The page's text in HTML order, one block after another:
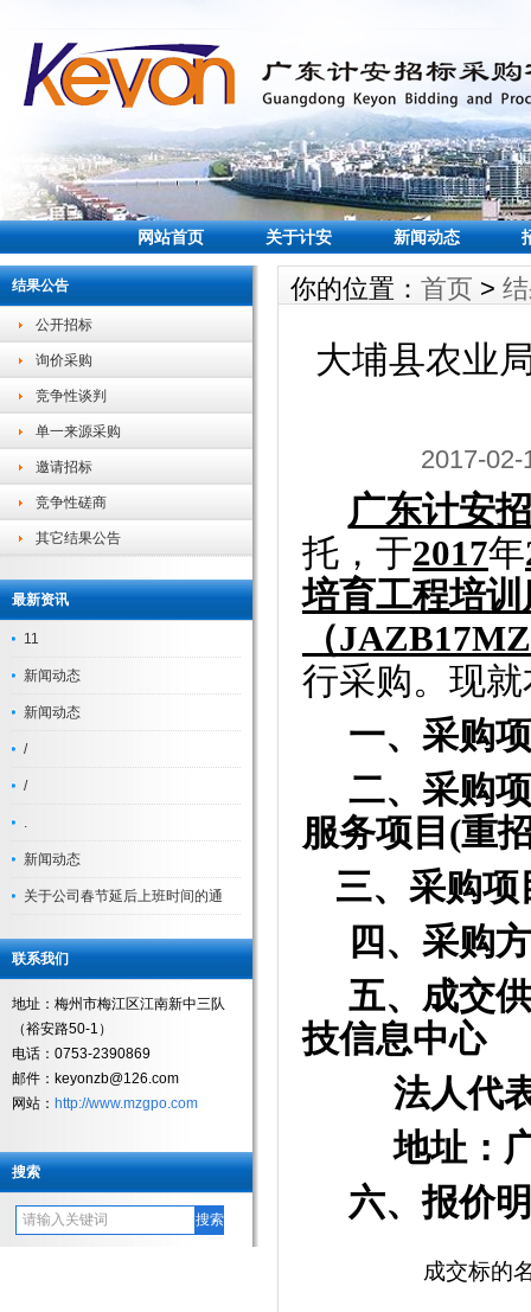
网站首页 关于计安 新闻动态
结果公告
公开招标
询价采购
竞争性谈判
单一来源采购
邀请招标
竞争性磋商
其它结果公告
最新资讯
11
新闻动态
新闻动态
/
/
.
新闻动态
关于公司春节延后上班时间的通
联系我们
地址：梅州市梅江区江南新中三队
（裕安路50-1）
电话：0753-2390869
邮件：keyonzb@126.com
网站： http://www.mzgpo.com
搜索
你的位置： 首页 >
大埔县农业
2017-
广东计安
托，于2017年
培育工程培
（
行采购。现
一、采购
二、采购
服务项目 (重
三、采购项
四、采购
五、成交
技信息中心
法人代
地址：
六、报价
成交标的